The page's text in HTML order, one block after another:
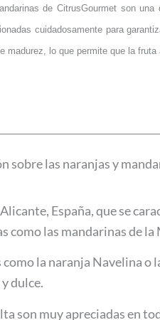
de CitrusGourmet son
cuidadosamente para
madurez, lo que permite que la
sobre las naranjas y
España, que se
las mandarinas de
la naranja Navelina
dulce.
son muy apreciadas en